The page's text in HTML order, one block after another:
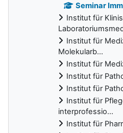
Seminar
Institut für
Institut für
Molekularb...
Institut für
Institut für
Institut für
Institut für
interprofessio...
Institut für